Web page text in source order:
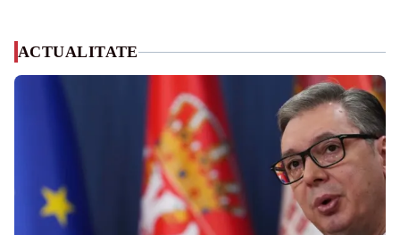
ACTUALITATE